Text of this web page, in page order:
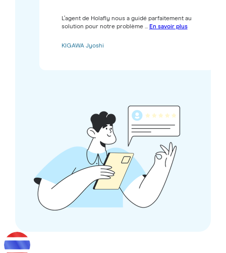
L’agent de Holafly nous a guidé parfaitement au
solution pour notre problème ... En savoir plus
KIGAWA Jyoshi